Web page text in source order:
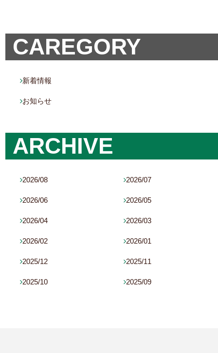
CAREGORY
新着情報
お知らせ
ARCHIVE
2026/08 2026/07
2026/06 2026/05
2026/04 2026/03
2026/02 2026/01
2025/12 2025/11
2025/10 2025/09